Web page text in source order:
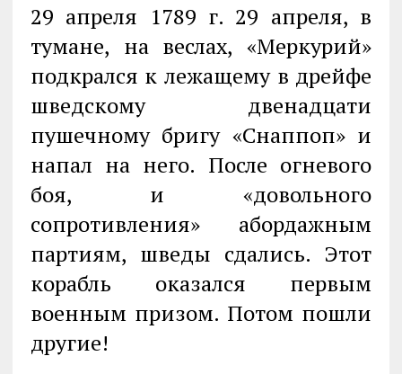
29 апреля 1789 г. 29 апреля, в
тумане, на веслах, «Меркурий»
подкрался к лежащему в дрейфе
шведскому двенадцати
пушечному бригу «Снаппоп» и
напал на него. После огневого
боя, и «довольного
сопротивления» абордажным
партиям, шведы сдались. Этот
корабль оказался первым
военным призом. Потом пошли
другие!